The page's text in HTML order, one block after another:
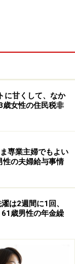
先は青荷温
ふたり旅」をす
に甘くして、なか
女性の住民税非
専業主婦でもよい
の夫婦給与事情
は2週間に1回、
歳男性の年金繰